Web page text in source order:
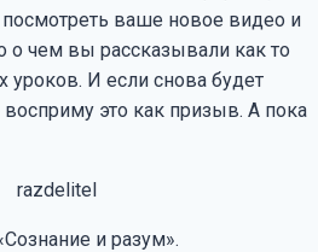
ваше новое видео и
о чем вы рассказывали как то
уроков. И если снова будет
восприму это как призыв. А пока
и разум».